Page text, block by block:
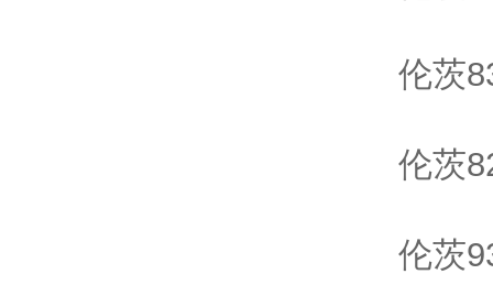
伦茨
伦茨
伦茨